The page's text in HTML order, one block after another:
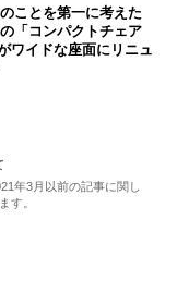
ことを第一に考えた
「コンパクトチェア
ワイドな座面にリニュ
年3月以前の記事に関し
す。